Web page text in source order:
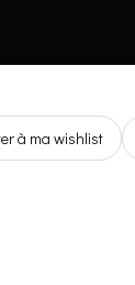
à ma wishlist